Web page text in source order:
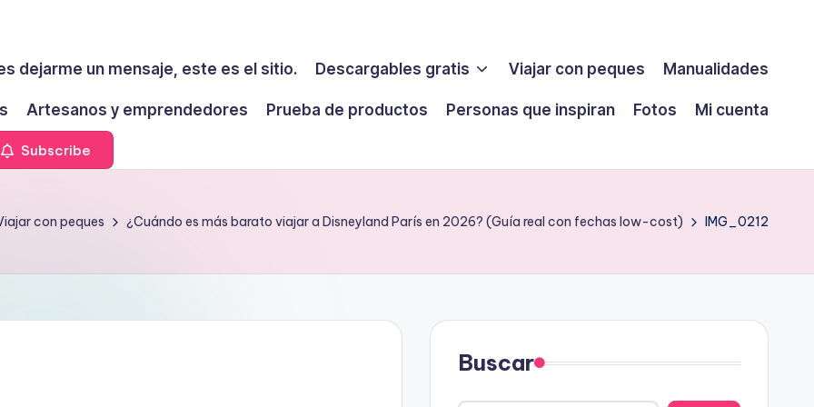
dejarme un mensaje, este es el sitio. Descargables gratis Viajar con peques Manualidades
Artesanos y emprendedores Prueba de productos Personas que inspiran Fotos Mi cuenta
Subscribe
con peques ¿Cuándo es más barato viajar a Disneyland París en 2026? (Guía real con fechas low-cost) IMG_0212
Buscar